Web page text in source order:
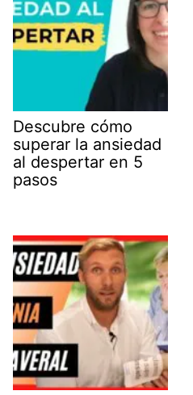
Descubre cómo
superar la ansiedad
al despertar en 5
pasos